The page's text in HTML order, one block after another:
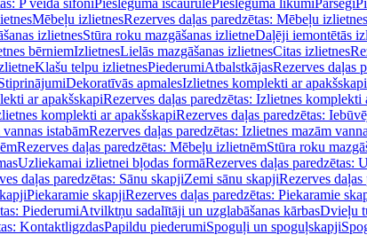
P veida sifoniPieslēguma īscaurulePieslēguma līkumiPārsegi
Mēbeļu izlietnesRezerves daļas paredzētas: Mēbeļu izlietnes
izlietnesStūra roku mazgāšanas izlietneDaļēji iemontētās
bērniemIzlietnesLielās mazgāšanas izlietnesCitas izlietnes
Klašu telpu izlietnesPiederumiAtbalstkājasRezerves daļas
Dekoratīvās apmalesIzlietnes komplekti ar apakšskapi
ar apakšskapiRezerves daļas paredzētas: Izlietnes komplekti
komplekti ar apakšskapiRezerves daļas paredzētas:
istabāmRezerves daļas paredzētas: Izlietnes mazām
Rezerves daļas paredzētas: Mēbeļu izlietnēmStūra roku
Uzliekamai izlietnei bļodas formāRezerves daļas paredzētas:
daļas paredzētas: Sānu skapjiZemi sānu skapjiRezerves
Piekaramie skapjiRezerves daļas paredzētas: Piekaramie
PiederumiAtvilktņu sadalītāji un uzglabāšanas kārbasDvieļu
KontaktligzdasPapildu piederumiSpoguļi un spoguļskapji